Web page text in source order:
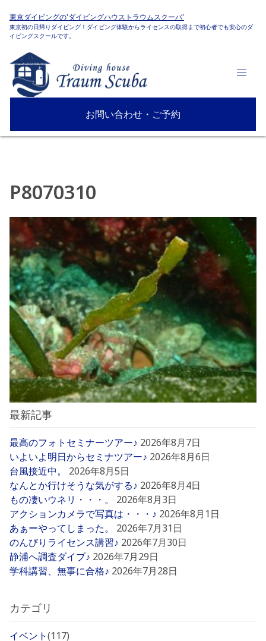
東京ダイビングの'ダイビングハウストラウムスクーバ'
東京初の日帰りダイビング！ダイビング体験からライセンスの取得まで初心者でも安心のダ
イビングスクールです。
お問い合わせ・ご予約
P8070310
最新記事
最高のフォトセミナーツアー♪ 2026年8月7日
いよいよ明日からセミナツアー♪ 2026年8月6日
台風接近中。
2026年8月5日
なんとか行けそうな気がする♪ 2026年8月4日
もの凄いウネリ・・・。
2026年8月3日
アクションカメラで写真は・・・♪ 2026年8月1日
あぁーやってしまった。
2026年7月31日
のんびりライセンス講習♪ 2026年7月30日
静浦へ調査ダイブ♪ 2026年7月29日
学科講習、無事に合格♪ 2026年7月28日
カテゴリ
イベント(117)